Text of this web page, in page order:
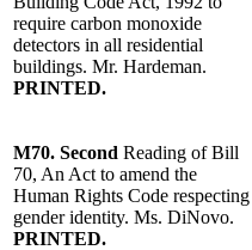
require carbon monoxide
detectors in all residential
buildings. Mr. Hardeman.
PRINTED.
M70. Second Reading of Bill
70, An Act to amend the
Human Rights Code respecting
gender identity. Ms. DiNovo.
PRINTED.